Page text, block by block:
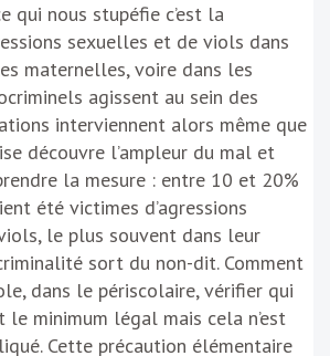
qui nous stupéfie c’est la
sexuelles et de viols dans
maternelles, voire dans les
agissent au sein des
interviennent alors même que
découvre l’ampleur du mal et
la mesure : entre 10 et 20%
été victimes d’agressions
le plus souvent dans leur
sort du non-dit. Comment
dans le périscolaire, vérifier qui
le minimum légal mais cela n’est
Cette précaution élémentaire